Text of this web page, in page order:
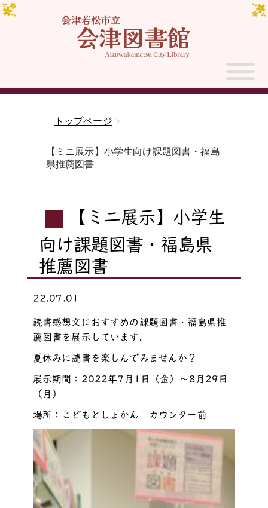
トップページ >
【ミニ展示】小学生向け課題図書・福島
県推薦図書
【ミニ展示】小学生
向け課題図書・福島県
推薦図書
22.07.01
読書感想文におすすめの課題図書・福島県推
薦図書を展示しています。
夏休みに読書を楽しんでみませんか？
展示期間：2022年7月1日（金）～8月29日
（月）
場所：こどもとしょかん カウンター前